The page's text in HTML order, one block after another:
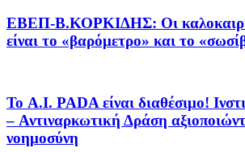
EΒΕΠ-Β.ΚΟΡΚΙΔΗΣ: Οι
είναι το «βαρόμετρο» και το
Το A.I. PADA είναι διαθέσιμο!
– Αντιναρκωτική Δράση
νοημοσύνη